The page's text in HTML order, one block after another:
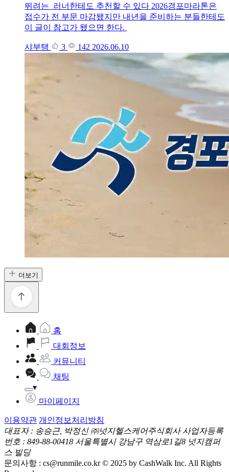
뛰려는 러너한테도 추천할 수 있다 2026경포마라톤은
접수가 전 부문 마감됐지만 내년을 준비하는 분들한테도
이 글이 참고가 됐으면 한다.
샤부탱 3 142 2026.06.10
더보기
홈
대회정보
커뮤니티
채팅
마이페이지
이용약관 개인정보처리방침
대표자 : 송승근, 박정신 ㈜넛지헬스케어주식회사 사업자등록
번호 : 849-88-00418 서울특별시 강남구 역삼로1길8 넛지캠퍼
스 빌딩
문의사항 : cs@runmile.co.kr © 2025 by CashWalk Inc. All Rights